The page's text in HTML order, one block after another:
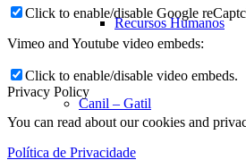
Recursos Humanos
Canil – Gatil
Click to enable/disable Google
Vimeo and Youtube video embeds:
Click to enable/disable video embeds.
Privacy Policy
You can read about our cookies and
Política de Privacidade